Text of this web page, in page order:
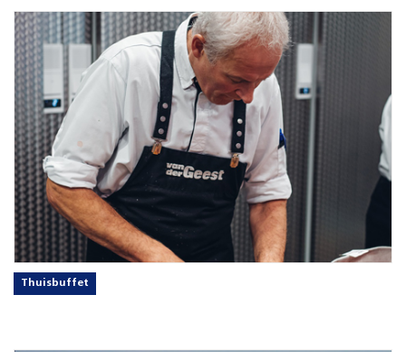
Thuisbuffet